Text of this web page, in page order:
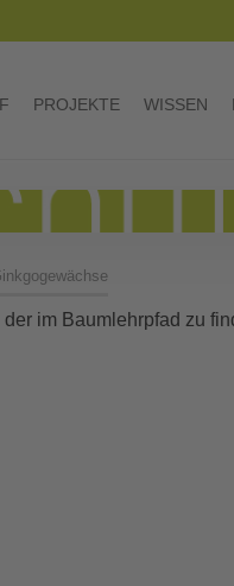
PROJEKTE WISSEN
im Baumlehrpfad zu